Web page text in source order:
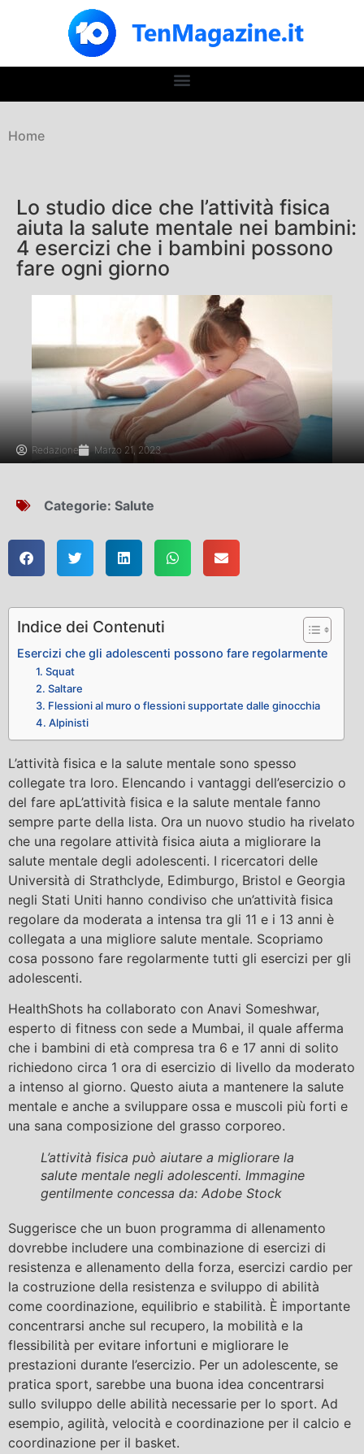
Home
Lo studio dice che l’attività fisica
aiuta la salute mentale nei bambini:
4 esercizi che i bambini possono
fare ogni giorno
Redazione Marzo 21, 2023
Categorie: Salute
Indice dei Contenuti
Esercizi che gli adolescenti possono fare regolarmente
1. Squat
2. Saltare
3. Flessioni al muro o flessioni supportate dalle ginocchia
4. Alpinisti
L’attività fisica e la salute mentale sono spesso
collegate tra loro. Elencando i vantaggi dell’esercizio o
del fare apL’attività fisica e la salute mentale fanno
sempre parte della lista. Ora un nuovo studio ha rivelato
che una regolare attività fisica aiuta a migliorare la
salute mentale degli adolescenti. I ricercatori delle
Università di Strathclyde, Edimburgo, Bristol e Georgia
negli Stati Uniti hanno condiviso che un’attività fisica
regolare da moderata a intensa tra gli 11 e i 13 anni è
collegata a una migliore salute mentale. Scopriamo
cosa possono fare regolarmente tutti gli esercizi per gli
adolescenti.
HealthShots ha collaborato con Anavi Someshwar,
esperto di fitness con sede a Mumbai, il quale afferma
che i bambini di età compresa tra 6 e 17 anni di solito
richiedono circa 1 ora di esercizio di livello da moderato
a intenso al giorno. Questo aiuta a mantenere la salute
mentale e anche a sviluppare ossa e muscoli più forti e
una sana composizione del grasso corporeo.
L’attività fisica può aiutare a migliorare la
salute mentale negli adolescenti. Immagine
gentilmente concessa da: Adobe Stock
Suggerisce che un buon programma di allenamento
dovrebbe includere una combinazione di esercizi di
resistenza e allenamento della forza, esercizi cardio per
la costruzione della resistenza e sviluppo di abilità
come coordinazione, equilibrio e stabilità. È importante
concentrarsi anche sul recupero, la mobilità e la
flessibilità per evitare infortuni e migliorare le
prestazioni durante l’esercizio. Per un adolescente, se
pratica sport, sarebbe una buona idea concentrarsi
sullo sviluppo delle abilità necessarie per lo sport. Ad
esempio, agilità, velocità e coordinazione per il calcio e
coordinazione per il basket.